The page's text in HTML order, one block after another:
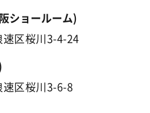
ショールーム)
区桜川3-4-24
区桜川3-6-8